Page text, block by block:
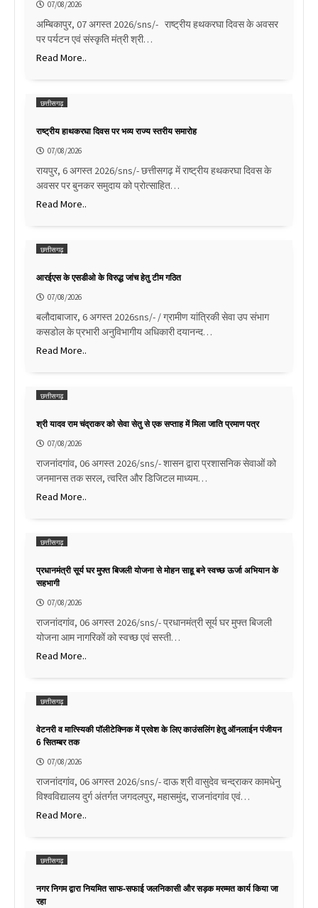
07/08/2026
अम्बिकापुर, 07 अगस्त 2026/sns/- राष्ट्रीय हथकरघा दिवस के अवसर
पर पर्यटन एवं संस्कृति मंत्री श्री…
Read More..
छत्तीसगढ़
राष्ट्रीय हाथकरघा दिवस पर भव्य राज्य स्तरीय समारोह
07/08/2026
रायपुर, 6 अगस्त 2026/sns/- छत्तीसगढ़ में राष्ट्रीय हथकरघा दिवस के
अवसर पर बुनकर समुदाय को प्रोत्साहित…
Read More..
छत्तीसगढ़
आरईएस के एसडीओ के विरुद्ध जांच हेतु टीम गठित
07/08/2026
बलौदाबाजार, 6 अगस्त 2026sns/- / ग्रामीण यांत्रिकी सेवा उप संभाग
कसडोल के प्रभारी अनुविभागीय अधिकारी दयानन्द…
Read More..
छत्तीसगढ़
श्री यादव राम चंद्राकर को सेवा सेतु से एक सप्ताह में मिला जाति प्रमाण पत्र
07/08/2026
राजनांदगांव, 06 अगस्त 2026/sns/- शासन द्वारा प्रशासनिक सेवाओं को
जनमानस तक सरल, त्वरित और डिजिटल माध्यम…
Read More..
छत्तीसगढ़
प्रधानमंत्री सूर्य घर मुफ्त बिजली योजना से मोहन साहू बने स्वच्छ ऊर्जा अभियान के
सहभागी
07/08/2026
राजनांदगांव, 06 अगस्त 2026/sns/- प्रधानमंत्री सूर्य घर मुफ्त बिजली
योजना आम नागरिकों को स्वच्छ एवं सस्ती…
Read More..
छत्तीसगढ़
वेटनरी व मात्स्यिकी पॉलीटेक्निक में प्रवेश के लिए काउंसलिंग हेतु ऑनलाईन पंजीयन
6 सितम्बर तक
07/08/2026
राजनांदगांव, 06 अगस्त 2026/sns/- दाऊ श्री वासुदेव चन्द्राकर कामधेनु
विश्वविद्यालय दुर्ग अंतर्गत जगदलपुर, महासमुंद, राजनांदगांव एवं…
Read More..
छत्तीसगढ़
नगर निगम द्वारा नियमित साफ-सफाई जलनिकासी और सड़क मरम्मत कार्य किया जा
रहा